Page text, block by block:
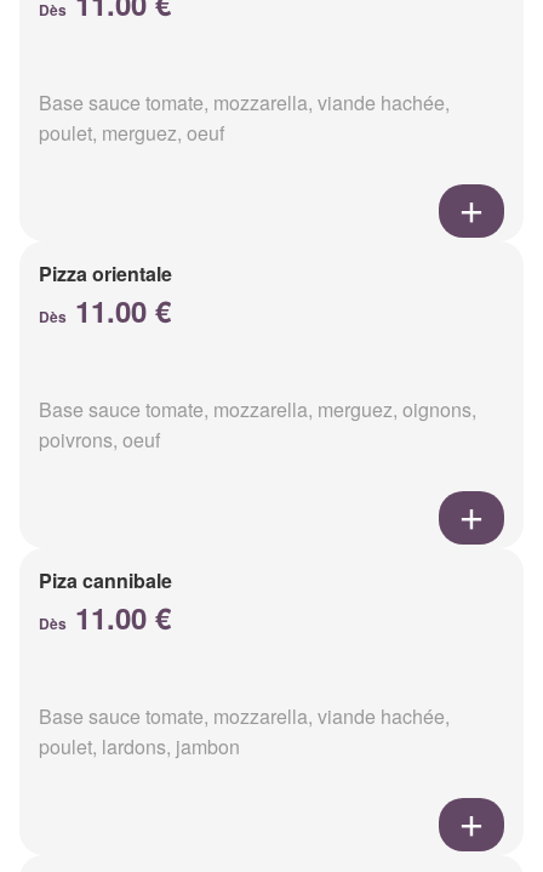
Dès
Base sauce tomate, mozzarella, viande hachée,
poulet, merguez, oeuf
Pizza orientale
Dès 11.00 €
Base sauce tomate, mozzarella, merguez, oignons,
poivrons, oeuf
Piza cannibale
Dès 11.00 €
Base sauce tomate, mozzarella, viande hachée,
poulet, lardons, jambon